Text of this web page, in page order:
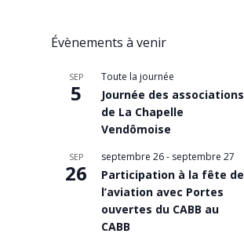
Évènements à venir
SEP
5
Toute la journée
Journée des associations
de La Chapelle
Vendômoise
SEP
26
septembre 26- septembre 27
Participation à la fête de
l’aviation avec Portes
ouvertes du CABB au
CABB